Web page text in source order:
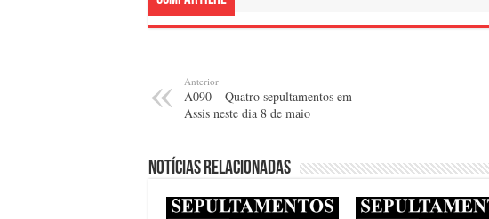
Anterior
A090 – Quatro sepultamentos em
Assis neste dia 8 de maio
Notícias relacionadas